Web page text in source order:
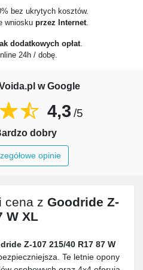
bez ukrytych kosztów.
wniosku przez Internet
dodatkowych opłat
24h / dobę.
w Google
4,3 /5
dobry
opinie
cena z Goodride Z-
W XL
Z-107 215/40 R17 87 W
Te letnie opony